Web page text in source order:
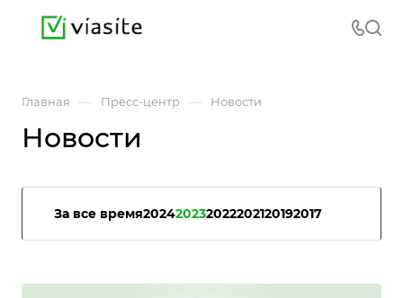
Главная — Пресс-центр — Новости
Новости
За все время202420232022202120192017